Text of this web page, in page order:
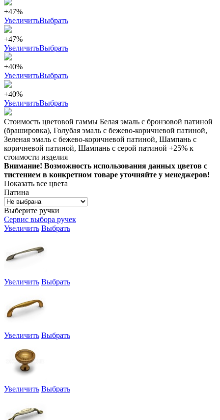
+47%
УвеличитьВыбрать
+47%
УвеличитьВыбрать
+40%
УвеличитьВыбрать
+40%
УвеличитьВыбрать
Стоимость цветовой гаммы Белая эмаль с бронзовой патиной
(брашировка), Голубая эмаль с бежево-коричневой патиной,
Зеленая эмаль с бежево-коричневой патиной, Шампань с
коричневой патиной, Шампань с серой патиной +25% к
стоимости изделия
Внимание! Возможность использования данных цветов с
тистением в конкретном товаре уточняйте у менеджеров!
Показать все цвета
Патина
Выберите ручки
Сервис выбора ручек
Увеличить Выбрать
Увеличить Выбрать
Увеличить Выбрать
Увеличить Выбрать